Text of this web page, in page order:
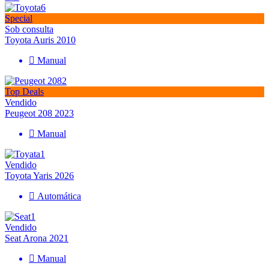
Special
Sob consulta
Toyota Auris 2010
Manual
Top Deals
Vendido
Peugeot 208 2023
Manual
Vendido
Toyota Yaris 2026
Automática
Vendido
Seat Arona 2021
Manual